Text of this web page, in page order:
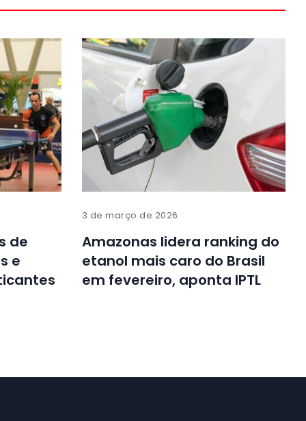
de
e
3 de março de 2026
Amazonas lidera ranking do
etanol mais caro do Brasil
em fevereiro, aponta IPTL